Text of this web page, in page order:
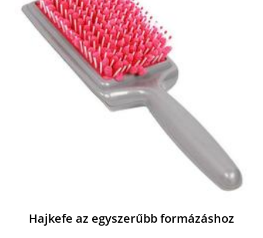
Hajkefe az egyszerűbb formázáshoz